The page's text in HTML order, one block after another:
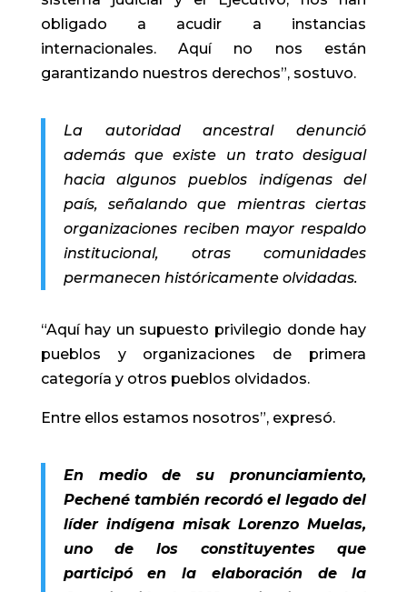
obligado a acudir a instancias
internacionales. Aquí no nos están
garantizando nuestros derechos”, sostuvo.
La autoridad ancestral denunció
además que existe un trato desigual
hacia algunos pueblos indígenas del
país, señalando que mientras ciertas
organizaciones reciben mayor respaldo
institucional, otras comunidades
permanecen históricamente olvidadas.
“Aquí hay un supuesto privilegio donde hay
pueblos y organizaciones de primera
categoría y otros pueblos olvidados.
Entre ellos estamos nosotros”, expresó.
En medio de su pronunciamiento,
Pechené también recordó el legado del
líder indígena misak Lorenzo Muelas,
uno de los constituyentes que
participó en la elaboración de la